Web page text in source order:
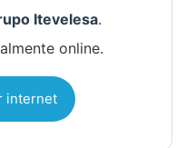
Itevelesa.
online.
internet